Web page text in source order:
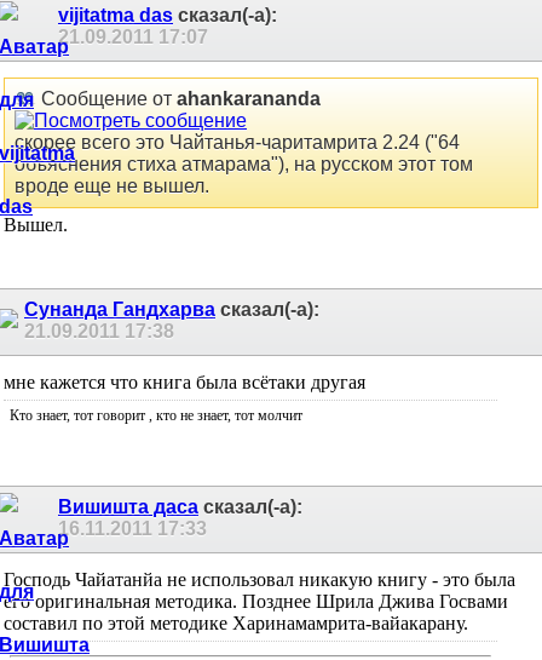
vijitatma das сказал(-а):
21.09.2011 17:07
Сообщение от ahankarananda
скорее всего это Чайтанья-чаритамрита 2.24 ("64
объяснения стиха атмарама"), на русском этот том
вроде еще не вышел.
Вышел.
Сунанда Гандхарва сказал(-а):
21.09.2011 17:38
мне кажется что книга была всётаки другая
Кто знает, тот говорит , кто не знает, тот молчит
Вишишта даса сказал(-а):
16.11.2011 17:33
Господь Чайатанйа не использовал никакую книгу - это была
его оригинальная методика. Позднее Шрила Джива Госвами
составил по этой методике Харинамамрита-вайакарану.